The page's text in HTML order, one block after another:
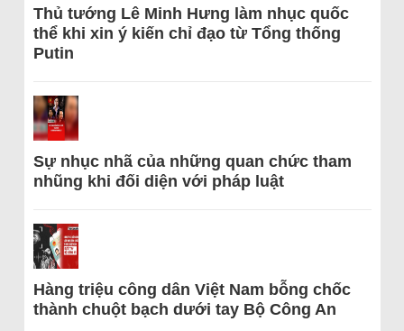
Thủ tướng Lê Minh Hưng làm nhục quốc
thể khi xin ý kiến chỉ đạo từ Tổng thống
Putin
Sự nhục nhã của những quan chức tham
nhũng khi đối diện với pháp luật
Hàng triệu công dân Việt Nam bỗng chốc
thành chuột bạch dưới tay Bộ Công An